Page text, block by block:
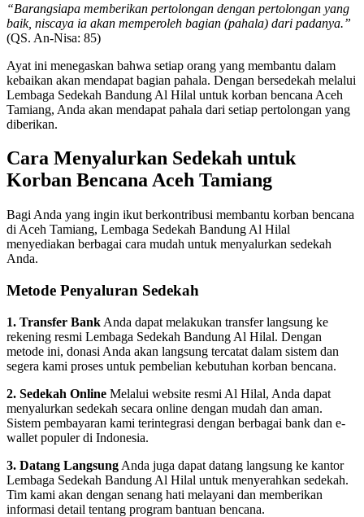
“Barangsiapa memberikan pertolongan dengan pertolongan yang
baik, niscaya ia akan memperoleh bagian (pahala) dari padanya.”
(QS. An-Nisa: 85)
Ayat ini menegaskan bahwa setiap orang yang membantu dalam
kebaikan akan mendapat bagian pahala. Dengan bersedekah melalui
Lembaga Sedekah Bandung Al Hilal untuk korban bencana Aceh
Tamiang, Anda akan mendapat pahala dari setiap pertolongan yang
diberikan.
Cara Menyalurkan Sedekah untuk
Korban Bencana Aceh Tamiang
Bagi Anda yang ingin ikut berkontribusi membantu korban bencana
di Aceh Tamiang, Lembaga Sedekah Bandung Al Hilal
menyediakan berbagai cara mudah untuk menyalurkan sedekah
Anda.
Metode Penyaluran Sedekah
1. Transfer Bank Anda dapat melakukan transfer langsung ke
rekening resmi Lembaga Sedekah Bandung Al Hilal. Dengan
metode ini, donasi Anda akan langsung tercatat dalam sistem dan
segera kami proses untuk pembelian kebutuhan korban bencana.
2. Sedekah Online Melalui website resmi Al Hilal, Anda dapat
menyalurkan sedekah secara online dengan mudah dan aman.
Sistem pembayaran kami terintegrasi dengan berbagai bank dan e-
wallet populer di Indonesia.
3. Datang Langsung Anda juga dapat datang langsung ke kantor
Lembaga Sedekah Bandung Al Hilal untuk menyerahkan sedekah.
Tim kami akan dengan senang hati melayani dan memberikan
informasi detail tentang program bantuan bencana.